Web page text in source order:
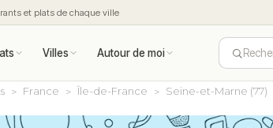
et plats de chaque ville
Villes Autour de moi
France Île-de-France Seine-et-Marne (77)